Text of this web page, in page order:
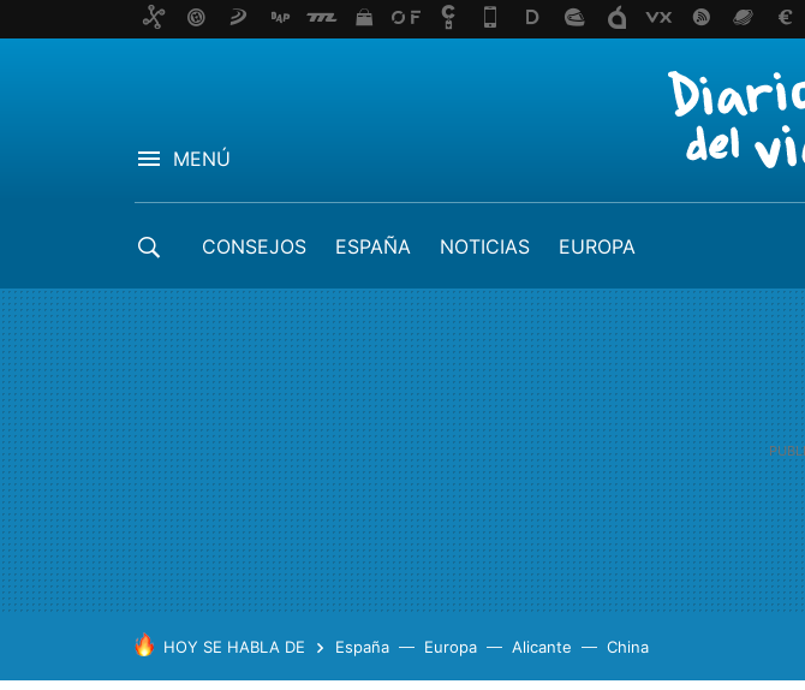
MENÚ
CONSEJOS ESPAÑA NOTICIAS EUROPA
HOY SE HABLA DE España Europa Alicante China